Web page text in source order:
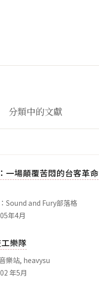
分類中的文獻
一場顛覆苦悶的台客革命
Sound and Fury部落格
年4月
樂隊
樂站, heavysu
年5月